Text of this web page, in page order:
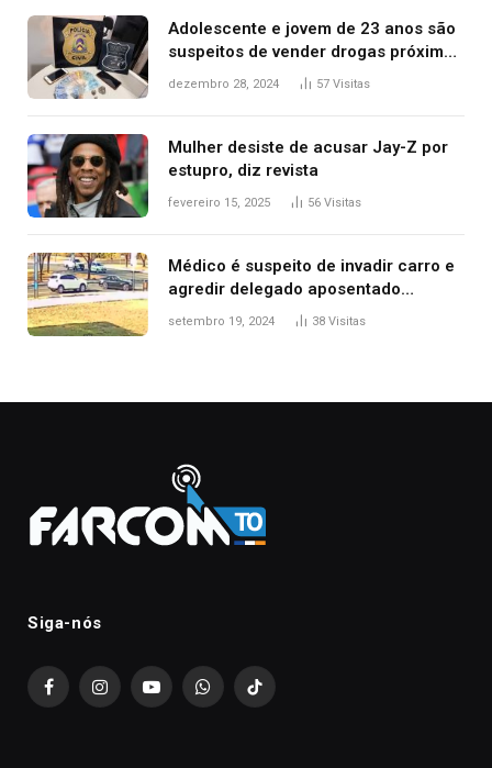
Adolescente e jovem de 23 anos são
suspeitos de vender drogas próximo
de delegacia e escola, diz polícia
dezembro 28, 2024 57 Visitas
Mulher desiste de acusar Jay-Z por
estupro, diz revista
fevereiro 15, 2025 56 Visitas
Médico é suspeito de invadir carro e
agredir delegado aposentado
durante confusão no trânsito
setembro 19, 2024 38 Visitas
Siga-nós
FacebookInstagramYouTubeWhatsAppTikTok